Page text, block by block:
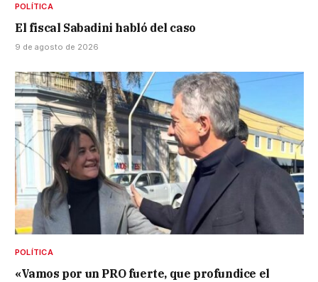
POLÍTICA
El fiscal Sabadini habló del caso
9 de agosto de 2026
POLÍTICA
«Vamos por un PRO fuerte, que profundice el